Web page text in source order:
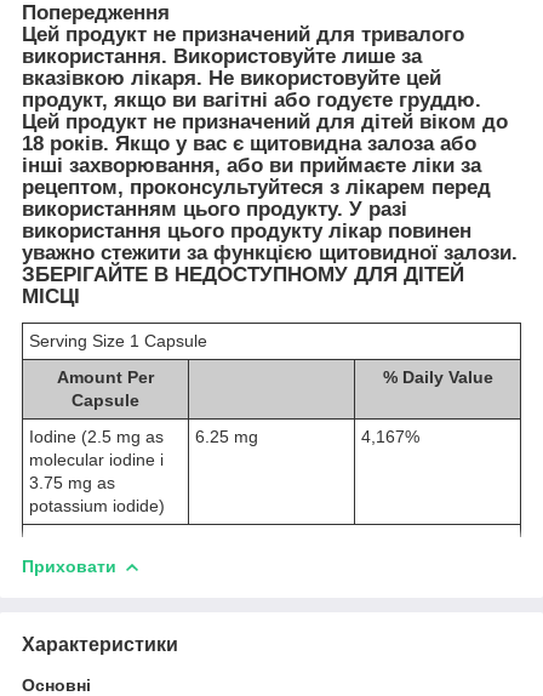
Попередження
Цей продукт не призначений для тривалого
використання. Використовуйте лише за
вказівкою лікаря. Не використовуйте цей
продукт, якщо ви вагітні або годуєте груддю.
Цей продукт не призначений для дітей віком до
18 років. Якщо у вас є щитовидна залоза або
інші захворювання, або ви приймаєте ліки за
рецептом, проконсультуйтеся з лікарем перед
використанням цього продукту. У разі
використання цього продукту лікар повинен
уважно стежити за функцією щитовидної залози.
ЗБЕРІГАЙТЕ В НЕДОСТУПНОМУ ДЛЯ ДІТЕЙ
МІСЦІ
Serving Size 1 Capsule
Amount Per
Capsule
% Daily Value
Iodine (2.5 mg as
molecular iodine і
3.75 mg as
potassium iodide)
6.25 mg 4,167%
Приховати
Характеристики
Основні